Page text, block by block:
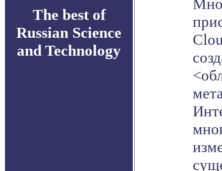
The best of
Russian Science
and Technology